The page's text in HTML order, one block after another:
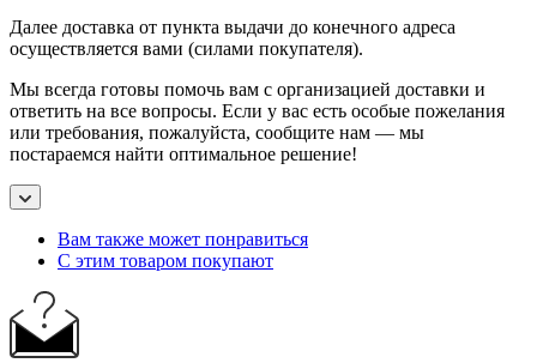
Далее доставка от пункта выдачи до конечного адреса
осуществляется вами (силами покупателя).
Мы всегда готовы помочь вам с организацией доставки и
ответить на все вопросы. Если у вас есть особые пожелания
или требования, пожалуйста, сообщите нам — мы
постараемся найти оптимальное решение!
Вам также может понравиться
С этим товаром покупают